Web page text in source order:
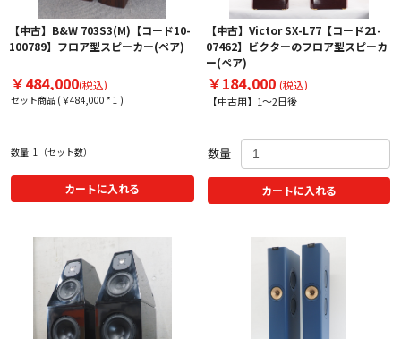
【中古】B&W 703S3(M)【コード10-
100789】フロア型スピーカー(ペア)
￥484,000(税込)
セット商品 (￥484,000 * 1 )
数量: 1（セット数）
カートに入れる
【中古】Victor SX-L77【コード21-
07462】ビクターのフロア型スピーカ
ー(ペア)
￥184,000 (税込)
【中古用】1～2日後
数量
カートに入れる